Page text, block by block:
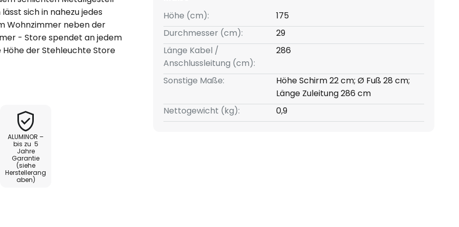
sich in nahezu jedes
Wohnzimmer neben der
- Store spendet an jedem
Höhe der Stehleuchte Store
lässt sich von 106 cm auf
Zuleitung integrierten
ALUMINOR –
bis zu 5
Jahre
Garantie
(siehe
Herstellerang
aben)
Höhe (cm):
175
Durchmesser (cm):
29
Länge Kabel /
Anschlussleitung (cm):
286
Sonstige Maße:
Höhe Schirm 22 cm; Ø Fuß 28 cm;
Länge Zuleitung 286 cm
Nettogewicht (kg):
0,9